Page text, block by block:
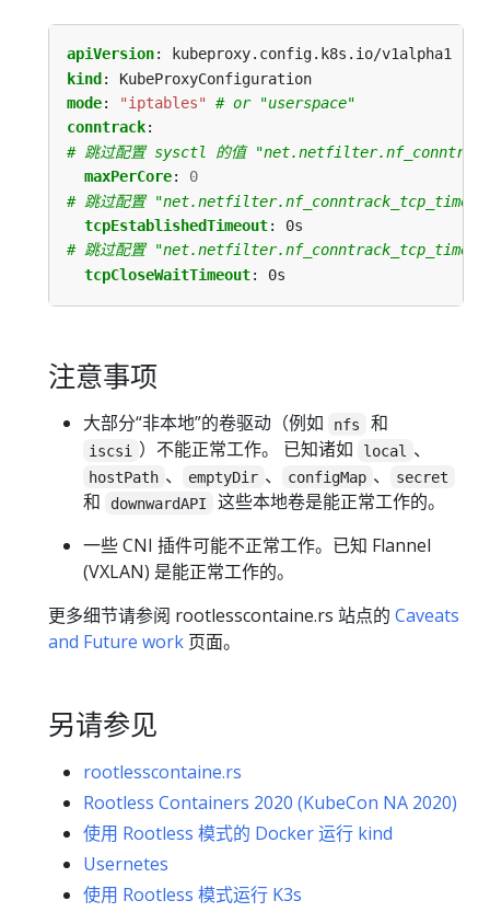
apiVersion:
kubeproxy.config.k8s.io/v1alpha1
kind :
KubeProxyConfiguration
mode: "iptables"
# or "userspace"
conntrack:
# 跳过配置 sysctl 的值
maxPerCore:
0
# 跳过配置
tcpEstablishedTimeout:
0s
# 跳过配置
tcpCloseWaitTimeout: 0s
注意事项
大部分“非本地”的卷驱动（例如 nfs 和
iscsi ）不能正常工作。 已知诸如 local 、
hostPath 、 emptyDir 、 configMap 、 secret
和 downwardAPI
这些本地卷是能正常工作的。
一些 CNI 插件可能不正常工作。已知 Flannel
(VXLAN) 是能正常工作的。
更多细节请参阅 rootlesscontaine.rs 站点的 Caveats
and Future work 页面。
另请参见
rootlesscontaine.rs
Rootless Containers 2020 (KubeCon NA 2020)
使用 Rootless 模式的 Docker 运行 kind
Usernetes
使用 Rootless 模式运行 K3s